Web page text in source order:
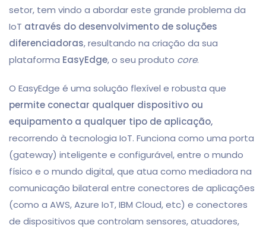
setor, tem vindo a abordar este grande problema da
IoT através do desenvolvimento de soluções
diferenciadoras, resultando na criação da sua
plataforma EasyEdge, o seu produto core.
O EasyEdge é uma solução flexível e robusta que
permite conectar qualquer dispositivo ou
equipamento a qualquer tipo de aplicação,
recorrendo à tecnologia IoT. Funciona como uma porta
(gateway) inteligente e configurável, entre o mundo
físico e o mundo digital, que atua como mediadora na
comunicação bilateral entre conectores de aplicações
(como a AWS, Azure IoT, IBM Cloud, etc) e conectores
de dispositivos que controlam sensores, atuadores,